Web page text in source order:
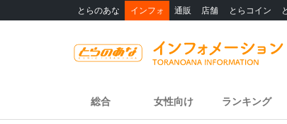
とらのあな インフォ 通販 店舗 とらコイン
総合 女性向け ランキング